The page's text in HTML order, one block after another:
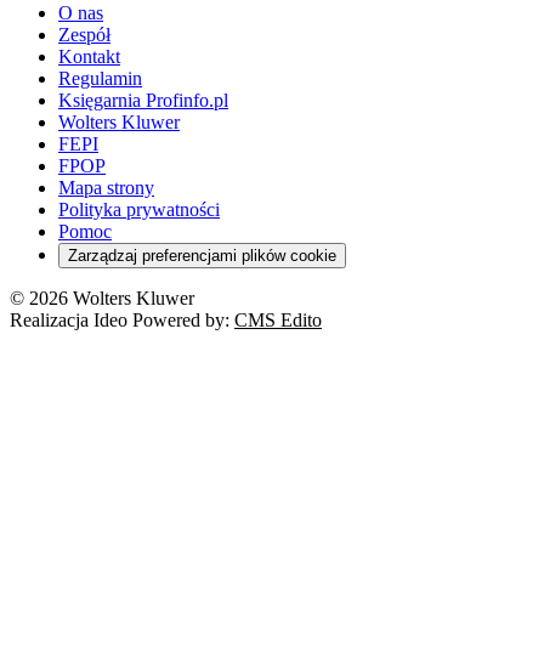
O nas
Zespół
Kontakt
Regulamin
Księgarnia Profinfo.pl
Wolters Kluwer
FEPI
FPOP
Mapa strony
Polityka prywatności
Pomoc
Zarządzaj preferencjami plików cookie
© 2026 Wolters Kluwer
Realizacja Ideo Powered by: CMS Edito